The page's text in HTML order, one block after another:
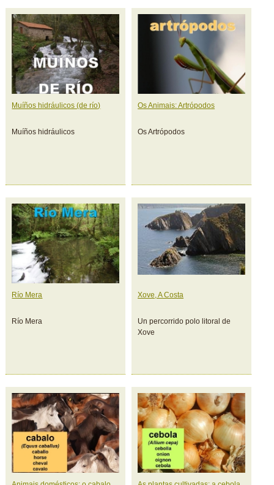
Muíños hidráulicos (de río)
Muíños hidráulicos
Os Animais: Artrópodos
Os Artrópodos
Río Mera
Río Mera
Xove, A Costa
Un percorrido polo litoral de
Xove